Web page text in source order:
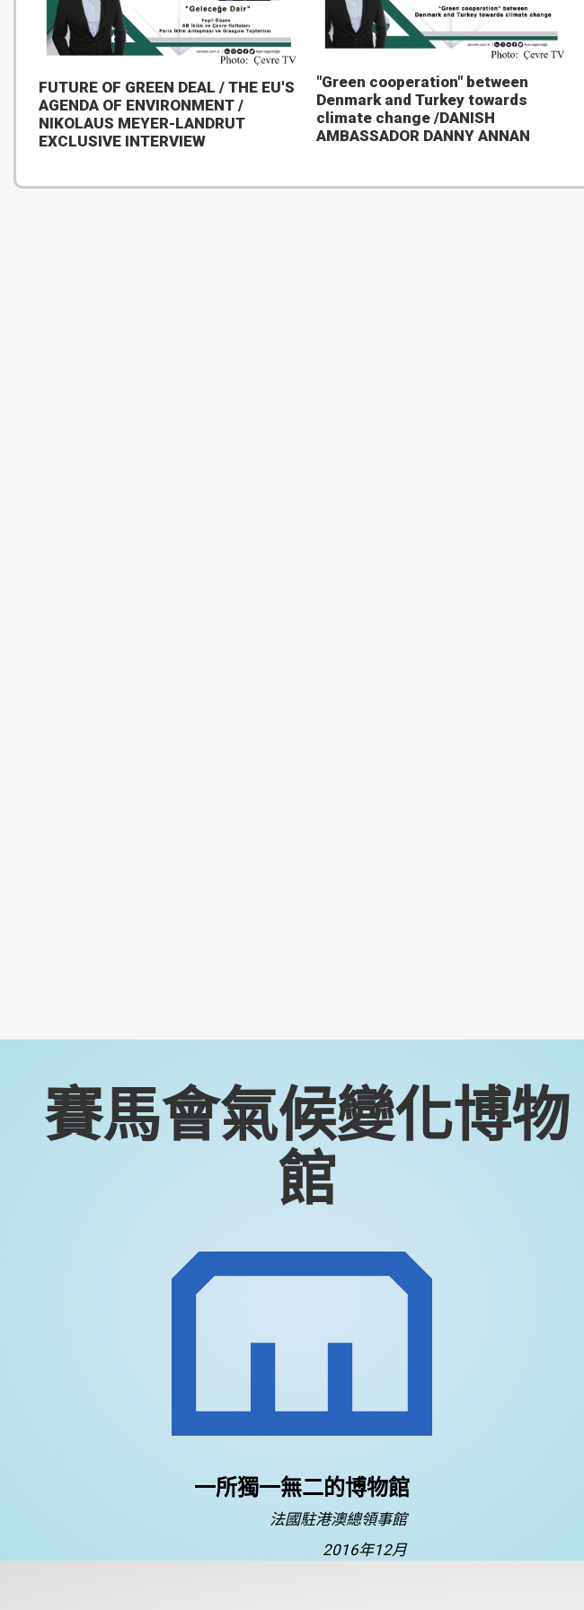
FUTURE OF GREEN DEAL / THE EU'S
AGENDA OF ENVIRONMENT /
NIKOLAUS MEYER-LANDRUT
EXCLUSIVE INTERVIEW
"Green cooperation" between
Denmark and Turkey towards
climate change /DANISH
AMBASSADOR DANNY ANNAN
賽馬會氣候變化博物
館
一所獨一無二的博物館
法國駐港澳總領事館
2016年12月